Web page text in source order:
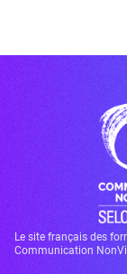
Le site français des
Communication